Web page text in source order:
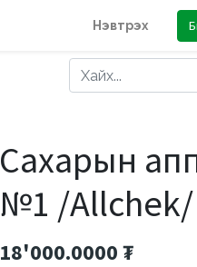
Нэвтрэх
Сахарын
№1 /Allchek/
18'000.0000₮